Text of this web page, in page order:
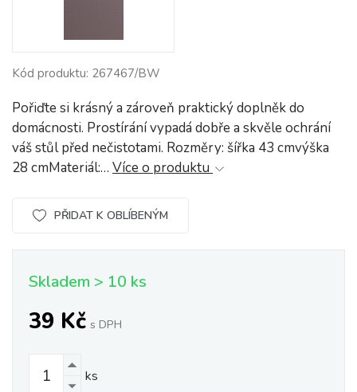
Kód produktu: 267467/BW
Pořiďte si krásný a zároveň praktický doplněk do
domácnosti. Prostírání vypadá dobře a skvěle ochrání
váš stůl před nečistotami. Rozměry: šířka 43 cmvýška
28 cmMateriál:… Více o produktu
PŘIDAT K OBLÍBENÝM
Skladem > 10 ks
39 Kč s DPH
ks